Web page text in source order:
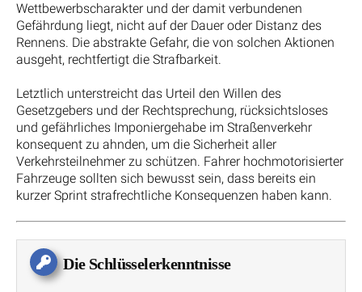
Wettbewerbscharakter und der damit verbundenen
Gefährdung liegt, nicht auf der Dauer oder Distanz des
Rennens. Die abstrakte Gefahr, die von solchen Aktionen
ausgeht, rechtfertigt die Strafbarkeit.
Letztlich unterstreicht das Urteil den Willen des
Gesetzgebers und der Rechtsprechung, rücksichtsloses
und gefährliches Imponiergehabe im Straßenverkehr
konsequent zu ahnden, um die Sicherheit aller
Verkehrsteilnehmer zu schützen. Fahrer hochmotorisierter
Fahrzeuge sollten sich bewusst sein, dass bereits ein
kurzer Sprint strafrechtliche Konsequenzen haben kann.
Die Schlüsselerkenntnisse